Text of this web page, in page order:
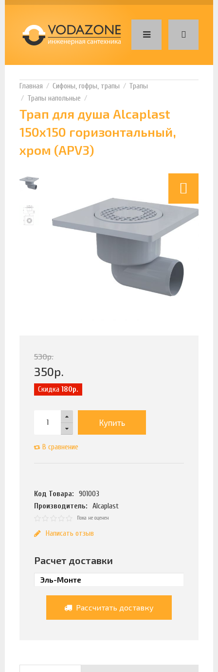
Сифоны, гофры, трапы
Трапы
Трапы напольные
Трап для душа Alcaplast
150х150 горизонтальный,
хром (APV3)
530р.
350р.
Скидка 180р.
Купить
В сравнение
Код Товара:
901003
Производитель:
Alcaplast
Пока не оценен
Написать отзыв
Расчет доставки
Рассчитать доставку